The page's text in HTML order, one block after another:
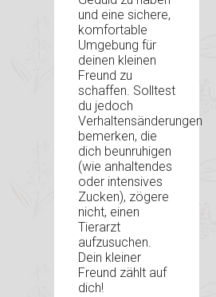
und eine sichere,
komfortable
Umgebung für
deinen kleinen
Freund zu
schaffen. Solltest
du jedoch
Verhaltensänderungen
bemerken, die
dich beunruhigen
(wie anhaltendes
oder intensives
Zucken), zögere
nicht, einen
Tierarzt
aufzusuchen.
Dein kleiner
Freund zählt auf
dich!